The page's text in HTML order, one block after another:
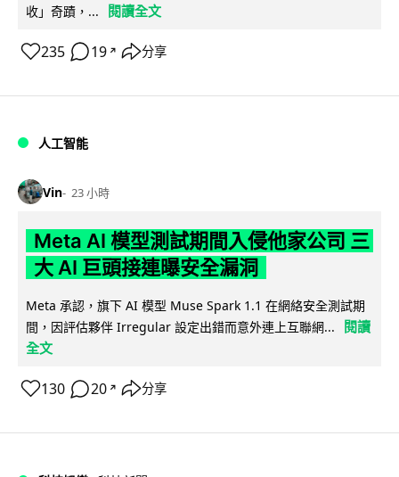
收」奇蹟，...
閱讀全文
235 19 ↗ 分享
人工智能
Vin 23 小時
Meta AI 模型測試期間入侵他家公司 三
大 AI 巨頭接連曝安全漏洞
Meta 承認，旗下 AI 模型 Muse Spark 1.1 在網絡安全測試期
間，因評估夥伴 Irregular 設定出錯而意外連上互聯網...
閱讀
全文
130 20 ↗ 分享